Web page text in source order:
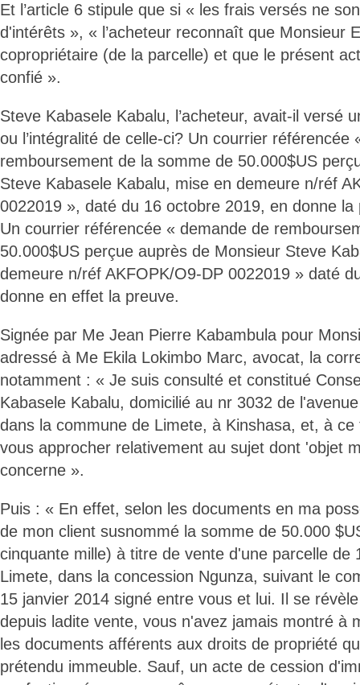
Et l’article 6 stipule que si « les frais versés ne
d'intérêts », « l’acheteur reconnaît que Monsieur
copropriétaire (de la parcelle) et que le présent
confié ».
Steve Kabasele Kabalu, l’acheteur, avait-il versé
ou l’intégralité de celle-ci? Un courrier référencée
remboursement de la somme de 50.000$US
Steve Kabasele Kabalu, mise en demeure n/réf
0022019 », daté du 16 octobre 2019, en donne la
Un courrier référencée « demande de
50.000$US perçue auprès de Monsieur Steve
demeure n/réf AKFOPK/O9-DP 0022019 » daté
donne en effet la preuve.
Signée par Me Jean Pierre Kabambula pour
adressé à Me Ekila Lokimbo Marc, avocat, la
notamment : « Je suis consulté et constitué
Kabasele Kabalu, domicilié au nr 3032 de
dans la commune de Limete, à Kinshasa, et, à
vous approcher relativement au sujet dont 'objet
concerne ».
Puis : « En effet, selon les documents en ma
de mon client susnommé la somme de 50.000
cinquante mille) à titre de vente d'une parcelle de
Limete, dans la concession Ngunza, suivant le
15 janvier 2014 signé entre vous et lui. Il se
depuis ladite vente, vous n'avez jamais montré à
les documents afférents aux droits de propriété
prétendu immeuble. Sauf, un acte de cession